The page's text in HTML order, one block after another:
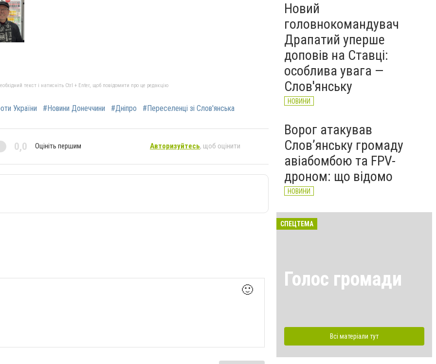
текст і натисніть Ctrl + Enter, щоб повідомити про це редакцію
України #Новини Донеччини #Дніпро #Переселенці зі Слов'янська
0,0 Оцініть першим Авторизуйтесь, щоб оцінити
🙂
Новий
головнокомандувач
Драпатий уперше
доповів на Ставці:
особлива увага —
Слов'янську
НОВИНИ
Ворог атакував
Слов’янську громаду
авіабомбою та FPV-
дроном: що відомо
НОВИНИ
СПЕЦТЕМА
Голос громади
Всі матеріали тут